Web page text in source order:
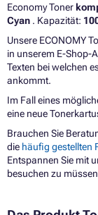
Economy Toner
Cyan . Kapazität:
Unsere ECONOMY
in unserem E-Shop-
Texten bei welchen
ankommt.
Im Fall eines
eine neue
Brauchen Sie
die häufig gestellten
Entspannen Sie mit
besuchen zu